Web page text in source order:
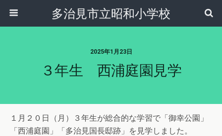
多治見市立昭和小学校
2025年1月23日
３年生 西浦庭園見学
１月２０日（月）３年生が総合的な学習で「御幸公園」
「西浦庭園」「多治見国長邸跡」を見学しました。